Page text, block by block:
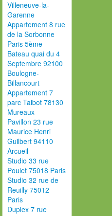
Villeneuve-la-
Garenne
Appartement 8 rue
de la Sorbonne
Paris 5ème
Bateau quai du 4
Septembre 92100
Boulogne-
Billancourt
Appartement 7
parc Talbot 78130
Mureaux
Pavillon 23 rue
Maurice Henri
Guilbert 94110
Arcueil
Studio 33 rue
Poulet 75018 Paris
Studio 32 rue de
Reuilly 75012
Paris
Duplex 7 rue